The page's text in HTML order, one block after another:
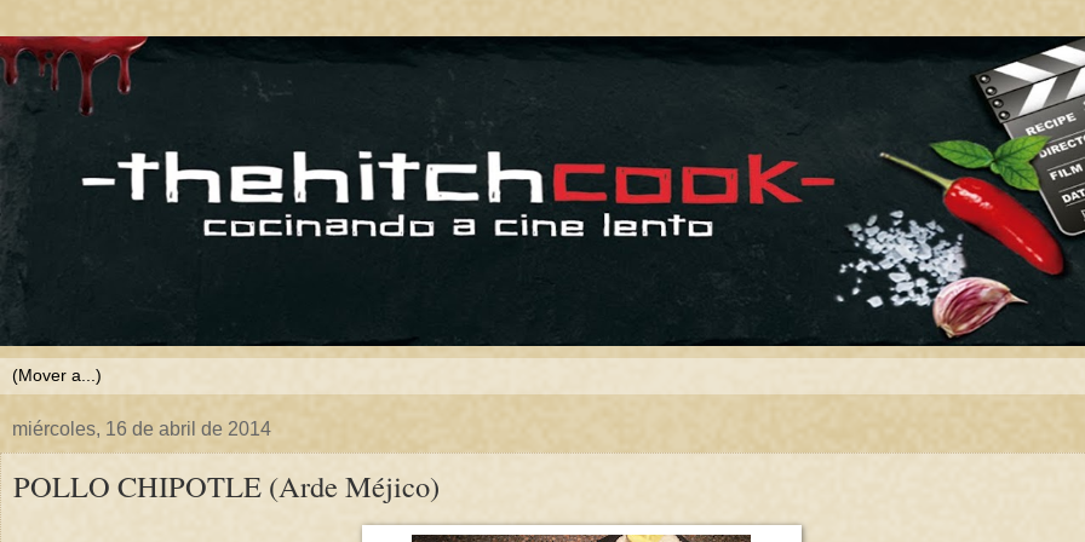
miércoles, 16 de abril de 2014
POLLO CHIPOTLE (Arde Méjico)